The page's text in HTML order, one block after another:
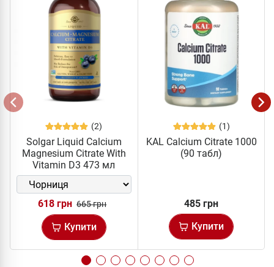
(2)
Solgar Liquid Calcium
Magnesium Citrate With
Vitamin D3 473 мл
618 грн 665 грн
Купити
(1)
KAL Calcium Citrate 1000
(90 табл)
485 грн
Купити